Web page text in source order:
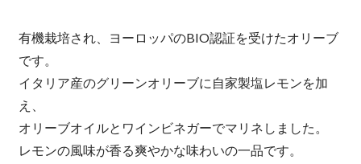
有機栽培され、ヨーロッパのBIO認証を受けたオリーブ
です。
イタリア産のグリーンオリーブに自家製塩レモンを加
え、
オリーブオイルとワインビネガーでマリネしました。
レモンの風味が香る爽やかな味わいの一品です。